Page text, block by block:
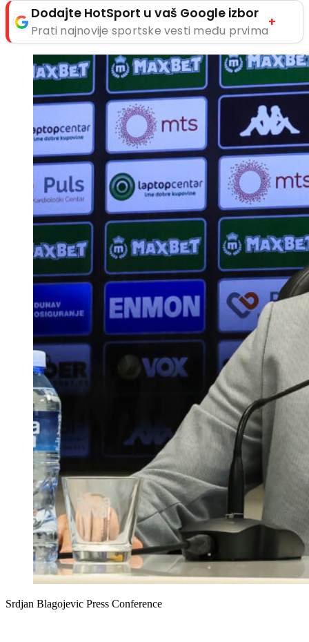
Dodajte HotSport u vaš Google izbor
Prati najnovije sportske vesti među prvima
+
Srdjan Blagojevic Press Conference